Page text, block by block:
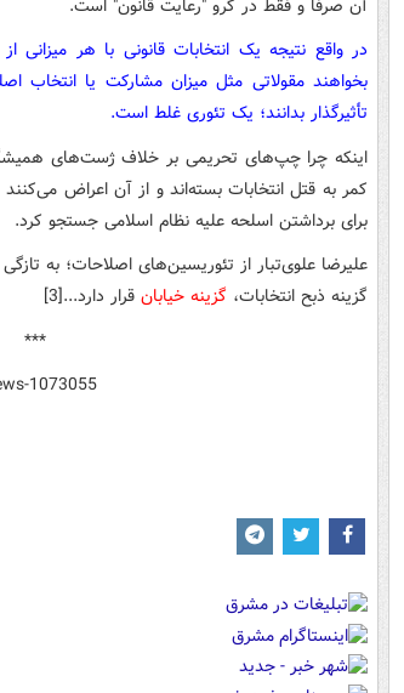
آن صرفا و فقط در گرو "رعایت قانون" است.
در واقع نتیجه یک انتخابات قانونی با هر
بخواهند مقولاتی مثل میزان مشارکت یا انتخاب
تأثیرگذار بدانند؛ یک تئوری غلط است.
اینکه چرا چپ‌های تحریمی بر خلاف ژست‌های
کمر به قتل انتخابات بسته‌اند و از آن اعراض می‌کنند
برای برداشتن اسلحه علیه نظام اسلامی جستجو کرد.
علیرضا علوی‌تبار از تئوریسین‌های اصلاحات؛ به
گزینه ذبح انتخابات، گزینه خیابان قرار دارد...[3]
***
1073055